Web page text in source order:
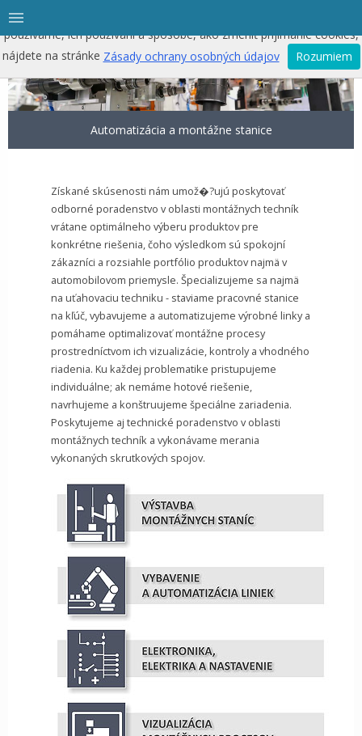
Automatizácia a montážne stanice
Získané skúsenosti nám umož�?ujú poskytovať
odborné poradenstvo v oblasti montážnych techník
vrátane optimálneho výberu produktov pre
konkrétne riešenia, čoho výsledkom sú spokojní
zákazníci a rozsiahle portfólio produktov najmä v
automobilovom priemysle. Špecializujeme sa najmä
na uťahovaciu techniku - staviame pracovné stanice
na kľúč, vybavujeme a automatizujeme výrobné linky a
pomáhame optimalizovať montážne procesy
prostredníctvom ich vizualizácie, kontroly a vhodného
riadenia. Ku každej problematike pristupujeme
individuálne; ak nemáme hotové riešenie,
navrhujeme a konštruujeme špeciálne zariadenia.
Poskytujeme aj technické poradenstvo v oblasti
montážnych techník a vykonávame merania
vykonaných skrutkových spojov.
Táto stránka používa cookies. Viac informácií o cookies, ktoré
používame, ich používaní a spôsobe, ako zmeniť prijímanie cookies,
nájdete na stránke Zásady ochrany osobných údajov Rozumiem